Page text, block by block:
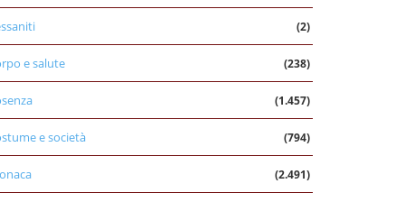
(2)
e salute (238)
(1.457)
e società (794)
(2.491)